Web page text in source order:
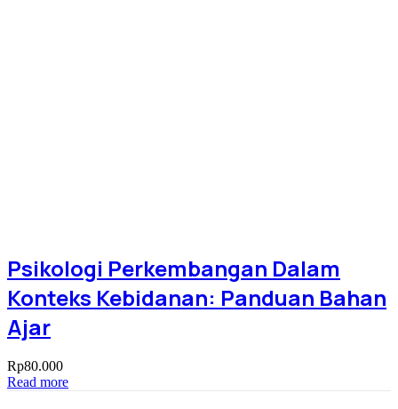
Psikologi Perkembangan Dalam
Konteks Kebidanan: Panduan Bahan
Ajar
Rp80.000
Read more